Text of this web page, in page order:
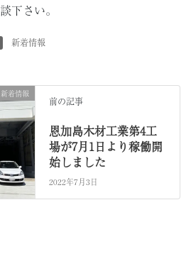
下さい。
新着情報
新着情報
前の記事
恩加島木材工業第4工
場が7月1日より稼働開
始しました
2022年7月3日